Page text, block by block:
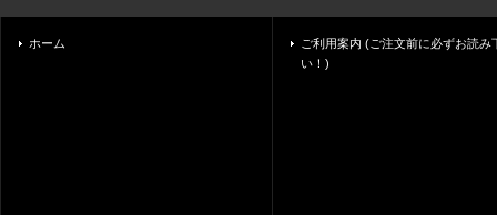
ホーム
ご利用案内 (ご注文前に必ずお読み
い！)